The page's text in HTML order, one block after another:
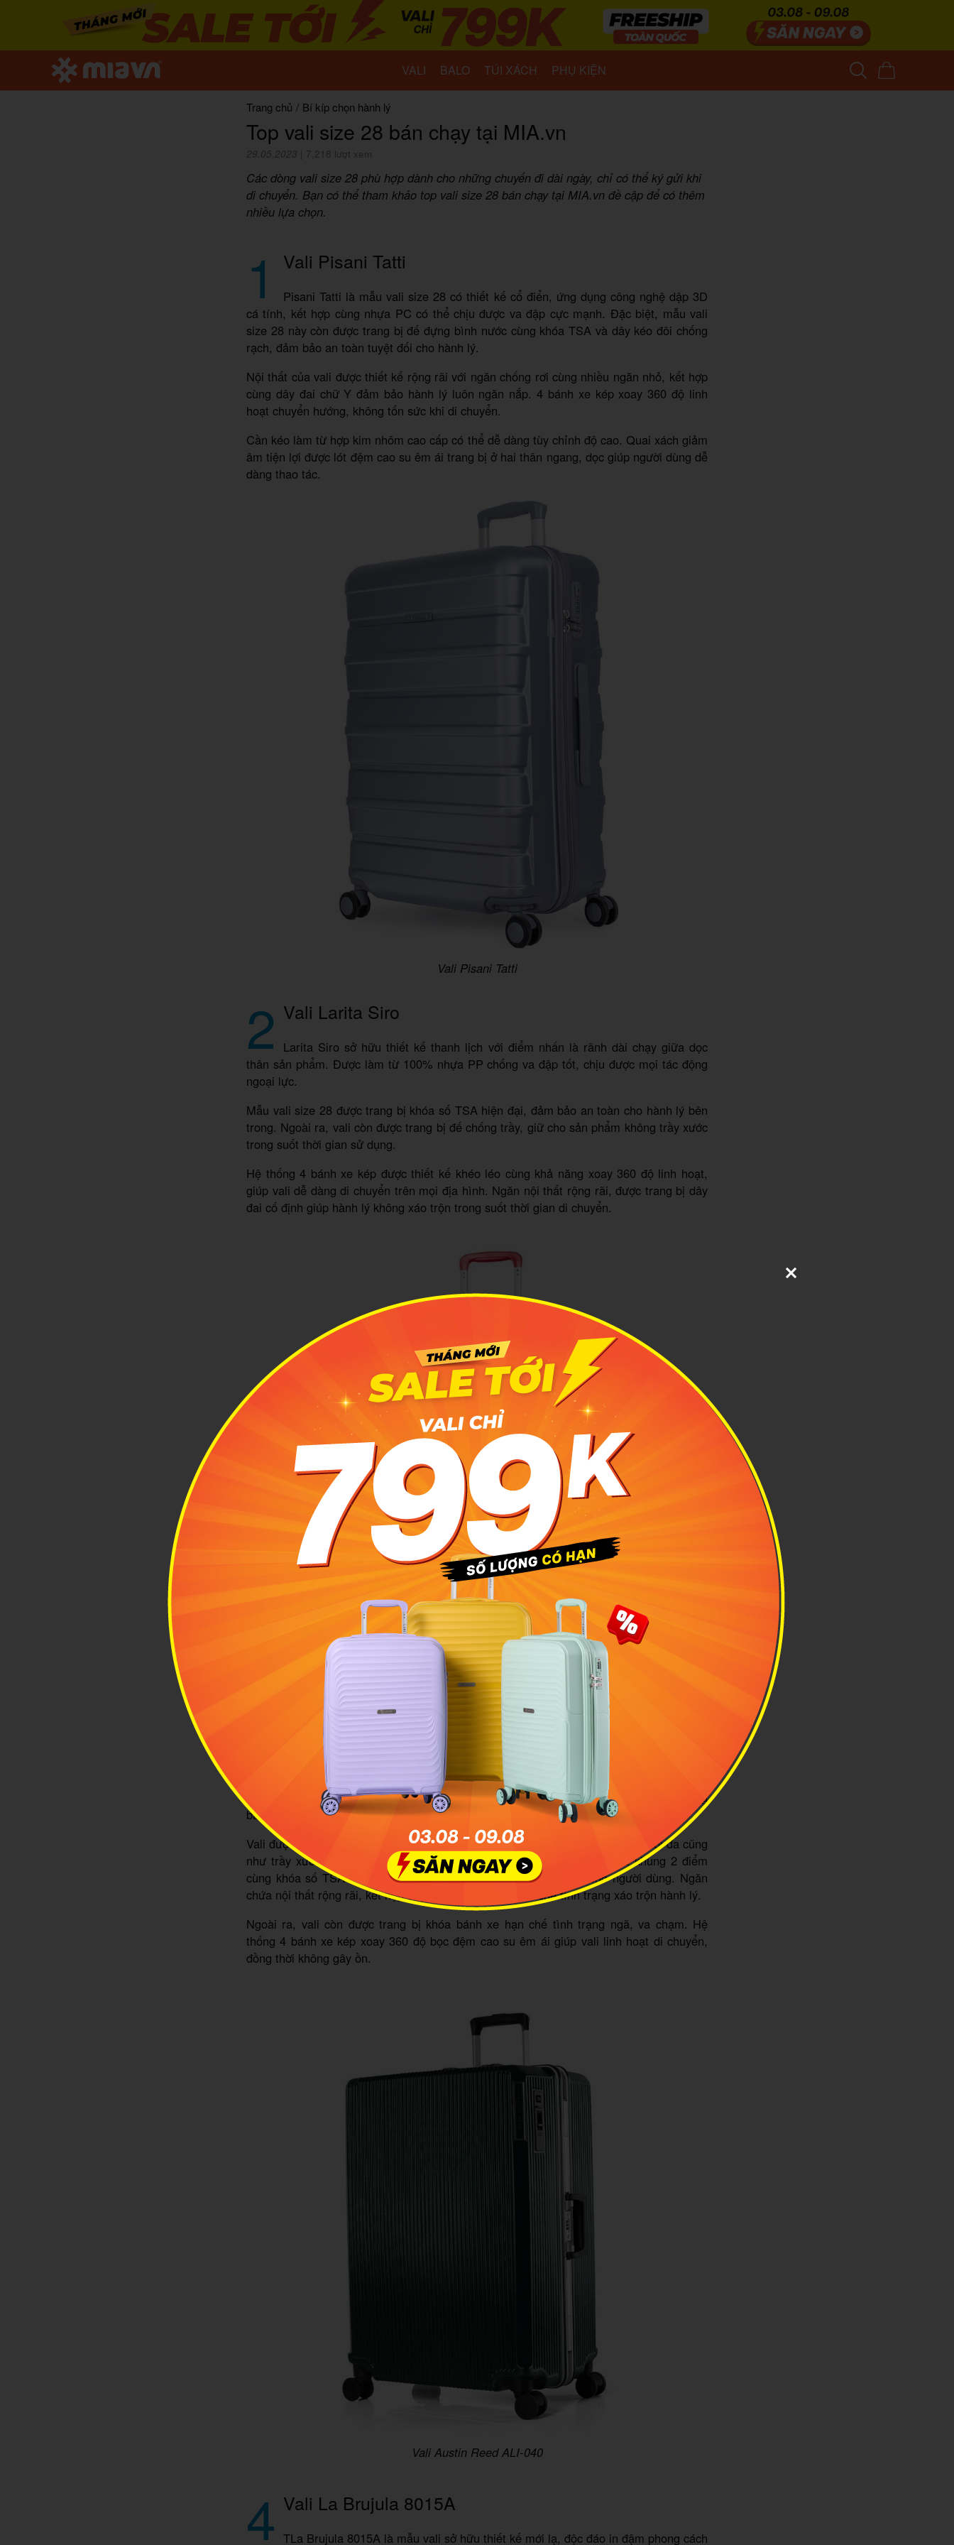
VALI BALO TÚI XÁCH PHỤ KIỆN
Trang chủ / Bí kíp chọn hành lý
Top vali size 28 bán chạy tại MIA.vn
29.05.2023 7,218 lượt xem
Các dòng vali size 28 phù hợp dành cho những chuyến đi dài ngày, chỉ có thể ký gửi khi
di chuyển. Bạn có thể tham khảo top vali size 28 bán chạy tại MIA.vn đề cập để có thêm
nhiều lựa chọn.
1 Vali Pisani Tatti
Pisani Tatti là mẫu vali size 28 có thiết kế cổ điển, ứng dụng công nghệ dập 3D
cá tính, kết hợp cùng nhựa PC có thể chịu được va đập cực mạnh. Đặc biệt, mẫu vali
size 28 này còn được trang bị đế đựng bình nước cùng khóa TSA và dây kéo đôi chống
rạch, đảm bảo an toàn tuyệt đối cho hành lý.
Nội thất của vali được thiết kế rộng rãi với ngăn chống rơi cùng nhiều ngăn nhỏ, kết hợp
cùng dây đai chữ Y đảm bảo hành lý luôn ngăn nắp. 4 bánh xe kép xoay 360 độ linh
hoạt chuyển hướng, không tốn sức khi di chuyển.
Cần kéo làm từ hợp kim nhôm cao cấp có thể dễ dàng tùy chỉnh độ cao. Quai xách giảm
âm tiện lợi được lót đệm cao su êm ái trang bị ở hai thân ngang, dọc giúp người dùng dễ
dàng thao tác.
Vali Pisani Tatti
2 Vali Larita Siro
Larita Siro sở hữu thiết kế thanh lịch với điểm nhấn là rãnh dài chạy giữa dọc
thân sản phẩm. Được làm từ 100% nhựa PP chống va đập tốt, chịu được mọi tác động
ngoại lực.
Mẫu vali size 28 được trang bị khóa số TSA hiện đại, đảm bảo an toàn cho hành lý bên
trong. Ngoài ra, vali còn được trang bị đế chống trầy, giữ cho sản phẩm không trầy xước
trong suốt thời gian sử dụng.
Hệ thống 4 bánh xe kép được thiết kế khéo léo cùng khả năng xoay 360 độ linh hoạt,
giúp vali dễ dàng di chuyển trên mọi địa hình. Ngăn nội thất rộng rãi, được trang bị dây
đai cố định giúp hành lý không xáo trộn trong suốt thời gian di chuyển.
Vali Larisa Siro
Vali Austin Reed ALI-040
Austin Reed ALI-040 là mẫu vali sở hữu thiết kế sang trọng in đậm phong cách
Hoàng gia Anh. Đặc biệt, chiếc vali size 28 còn được thiết kế vân dọc độc đáo cùng
bảng màu thời thượng, phù hợp dành cho những ai yêu thích phong cách thượng lưu.
Vali được làm từ 100% nhựa PC chống chịu va đập hoàn hảo, hạn chế bể vỡ tối đa cũng
như trầy xước bề mặt. Mẫu vali size 28 được trang bị song song khóa khung 2 điểm
cùng khóa số TSA âm chuẩn hóa, đem lại sự an tâm tuyệt đối cho người dùng. Ngăn
chứa nội thất rộng rãi, kết hợp dây đai cố định giúp hạn chế tình trạng xáo trộn hành lý.
Ngoài ra, vali còn được trang bị khóa bánh xe hạn chế tình trạng ngã, va chạm. Hệ
thống 4 bánh xe kép xoay 360 độ bọc đệm cao su êm ái giúp vali linh hoạt di chuyển,
đồng thời không gây ồn.
Vali Austin Reed ALI-040
4 Vali La Brujula 8015A
TLa Brujula 8015A là mẫu vali sở hữu thiết kế mới lạ, độc đáo in đậm phong cách